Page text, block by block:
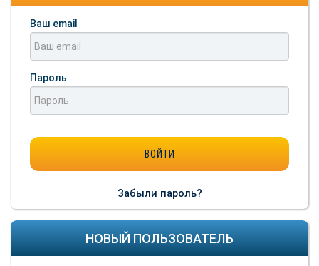
Ваш email
Пароль
Забыли пароль?
НОВЫЙ ПОЛЬЗОВАТЕЛЬ